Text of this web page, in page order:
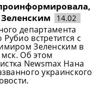
Зеленским
14.02
департамента
встретится с
Зеленским в
мск. Об этом
Newsmax Нана
украинского